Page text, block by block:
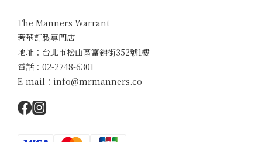
The Manners Warrant
奢華訂製專門店
地址：台北市松山區富錦街352號1樓
電話：02-2748-6301
E-mail：info@mrmanners.co